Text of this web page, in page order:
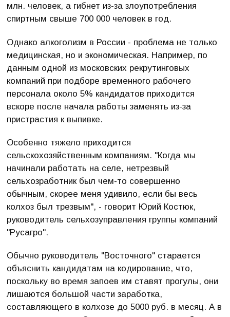
млн. человек, а гибнет из-за злоупотребления
спиртным свыше 700 000 человек в год.
Однако алкоголизм в России - проблема не только
медицинская, но и экономическая. Например, по
данным одной из московских рекрутинговых
компаний при подборе временного рабочего
персонала около 5% кандидатов приходится
вскоре после начала работы заменять из-за
пристрастия к выпивке.
Особенно тяжело приходится
сельскохозяйственным компаниям. "Когда мы
начинали работать на селе, нетрезвый
сельхозработник был чем-то совершенно
обычным, скорее меня удивило, если бы весь
колхоз был трезвым", - говорит Юрий Костюк,
руководитель сельхозуправления группы компаний
"Русагро".
Обычно руководитель "Восточного" старается
объяснить кандидатам на кодирование, что,
поскольку во время запоев им ставят прогулы, они
лишаются большой части заработка,
составляющего в колхозе до 5000 руб. в месяц. А в